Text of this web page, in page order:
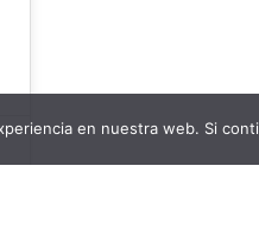
en nuestra web. Si